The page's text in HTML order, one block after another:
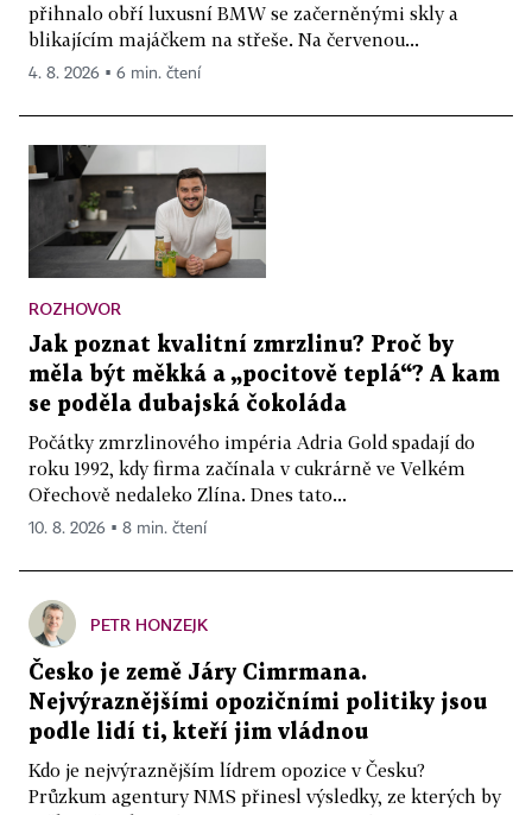
přihnalo obří luxusní BMW se začerněnými skly a
blikajícím majáčkem na střeše. Na červenou...
4. 8. 2026 ▪ 6 min. čtení
ROZHOVOR
Jak poznat kvalitní zmrzlinu? Proč by
měla být měkká a „pocitově teplá“? A kam
se poděla dubajská čokoláda
Počátky zmrzlinového impéria Adria Gold spadají do
roku 1992, kdy firma začínala v cukrárně ve Velkém
Ořechově nedaleko Zlína. Dnes tato...
10. 8. 2026 ▪ 8 min. čtení
PETR HONZEJK
Česko je země Járy Cimrmana.
Nejvýraznějšími opozičními politiky jsou
podle lidí ti, kteří jim vládnou
Kdo je nejvýraznějším lídrem opozice v Česku?
Průzkum agentury NMS přinesl výsledky, ze kterých by